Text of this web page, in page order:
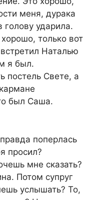
меня, дурака
голову ударила.
только вот
Наталью
я был.
постель Свете, а
был Саша.
поперлась
просил?
мне сказать?
Потом супруг
услышать? То,